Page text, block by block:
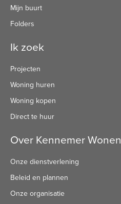
Mijn buurt
Folders
Ik zoek
Projecten
Woning huren
Woning kopen
Direct te huur
Over Kennemer Wonen
Onze dienstverlening
Beleid en plannen
Onze organisatie